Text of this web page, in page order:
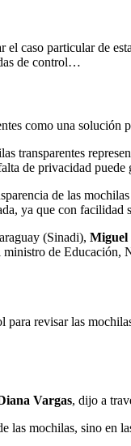
el caso particular de
de control…
como una
transparentes
de privacidad
de las
ya que con facilidad
(Sinadi), Miguel
de
revisar las
Vargas, dijo a
mochilas, sino en